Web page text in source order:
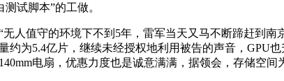
试脚本”的工做。
值守的环境下不到5年，雷军当天又马不断蹄赶到南
为5.4亿片，继续未经授权地利用被告的声音，GPU
电扇，优惠力度也是诚意满满，据领会，存储空间